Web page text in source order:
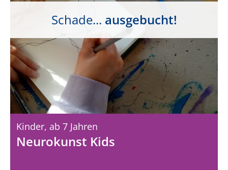
Schade... ausgebucht!
Kinder, Ab 7 Jahren
Neurokunst Kids